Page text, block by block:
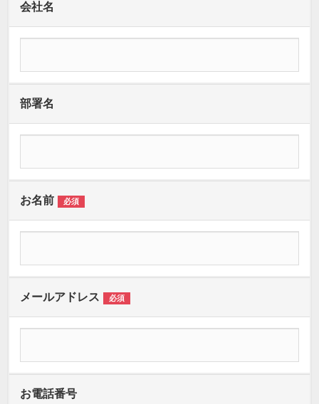
会社名
部署名
お名前 必須
メールアドレス 必須
お電話番号